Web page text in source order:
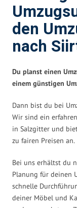
den
nach
Du planst einen
einem günstigen
Dann bist du bei
Wir sind ein
in Salzgitter und
zu fairen Preisen an.
Bei uns erhältst du
Planung für deinen
schnelle
deiner Möbel und